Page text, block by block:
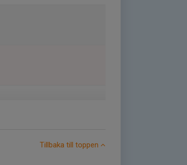
Tillbaka till toppen